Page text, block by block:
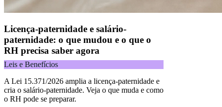
Licença-paternidade e salário-
paternidade: o que mudou e o que o
RH precisa saber agora
Leis e Benefícios
A Lei 15.371/2026 amplia a licença-paternidade e
cria o salário-paternidade. Veja o que muda e como
o RH pode se preparar.